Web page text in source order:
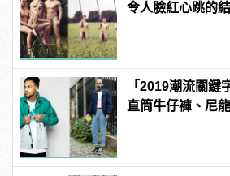
令人臉紅心跳的
「2019潮流關鍵
直筒牛仔褲、尼